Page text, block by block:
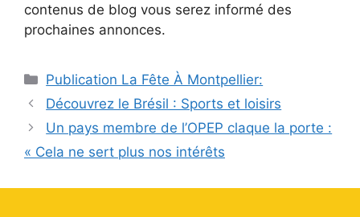
contenus de blog vous serez informé des
prochaines annonces.
Catégories
Publication La Fête À Montpellier:
Découvrez le Brésil : Sports et loisirs
Un pays membre de l’OPEP claque la porte :
« Cela ne sert plus nos intérêts